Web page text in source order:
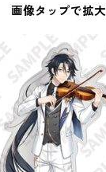
画像タップで拡大